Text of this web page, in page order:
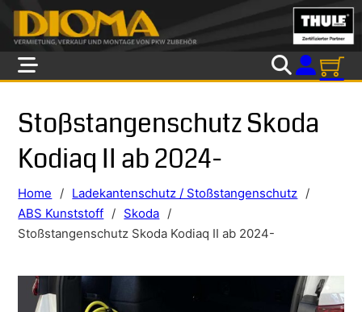
Skip to main content
Skip to footer
Stoßstangenschutz Skoda
Kodiaq II ab 2024-
Home / Ladekantenschutz / Stoßstangenschutz /
ABS Kunststoff / Skoda /
Stoßstangenschutz Skoda Kodiaq II ab 2024-